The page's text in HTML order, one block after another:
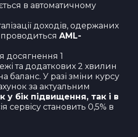
в автоматичному
доходів, одержаних
AML-
досягнення 1
та додаткових 2 хвилин
баланс. У разі зміни курсу
за актуальним
у бік підвищення, так і в
сервісу становить 0,5% в